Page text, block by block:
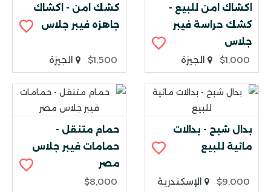
اكشاك امن للبيع -
كشك حراسة فيبر
جلاس
$1,000
الجيزة
كشك امن - اكشاك
جاهزه فيبر جلاس
$1,500 الجيزة
بدال شبح - بدالات
مائية للبيع
$9,000 الإسكندرية
حمام متنقل -
حمامات فيبر جلاس
مصر
$8,000